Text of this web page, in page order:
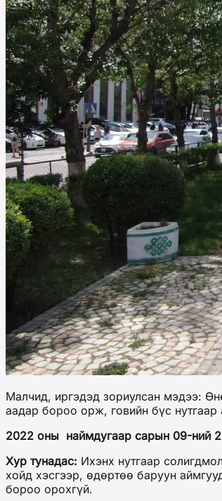
Малчид, иргэдэд зориулсан мэдээ:
аадар бороо орж, говийн бүс нутгаар
2022 оны наймдугаар сарын 09-ний
Хур тунадас: Ихэнх нутгаар
хойд хэсгээр, өдөртөө баруун
бороо орохгүй.